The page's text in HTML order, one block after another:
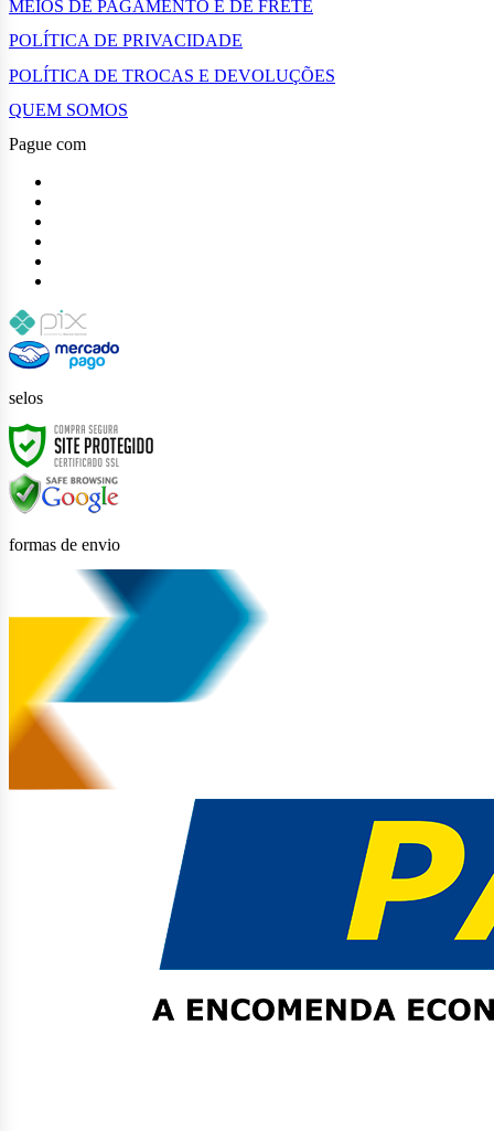
MEIOS DE PAGAMENTO E DE FRETE
POLÍTICA DE PRIVACIDADE
POLÍTICA DE TROCAS E DEVOLUÇÕES
QUEM SOMOS
Pague com
selos
formas de envio